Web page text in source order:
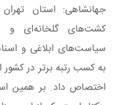
جهانشاهی: استان
کشت‌های گلخانه‌ای و
سیاست‌های ابلاغی و
به کسب رتبه برتر در